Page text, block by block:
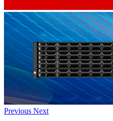
Previous Next